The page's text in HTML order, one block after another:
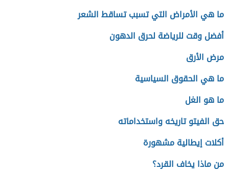
ما هي الأمراض التي تسبب تساقط الشعر
أفضل وقت للرياضة لحرق الدهون
مرض الأرق
ما هي الحقوق السياسية
ما هو الغل
حق الفيتو تاريخه واستخداماته
أكلات إيطالية مشهورة
من ماذا يخاف القرد؟